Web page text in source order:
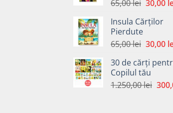
65,00lei Prețul
a
65,00
30,00
Insula Cărților
Pierdute
65,00lei Prețul
a
fost:
65,00
30,00
30 de cărți
Copilul tău
1.250,00lei